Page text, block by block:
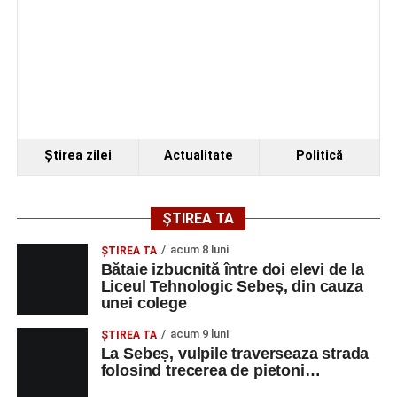
Ştirea zilei Actualitate Politică
ȘTIREA TA
ŞTIREA TA acum 8 luni
Bătaie izbucnită între doi elevi de la
Liceul Tehnologic Sebeș, din cauza
unei colege
ŞTIREA TA acum 9 luni
La Sebeș, vulpile traverseaza strada
folosind trecerea de pietoni…